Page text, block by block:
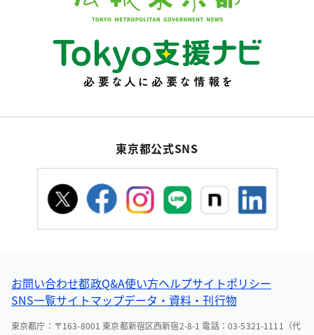
東京都公式SNS
お問い合わせ都政Q&A使い方ヘルプサイトポリシー
SNS一覧サイトマップデータ・資料・刊行物
東京都庁：〒163-8001 東京都新宿区西新宿2-8-1 電話：03-5321-1111（代